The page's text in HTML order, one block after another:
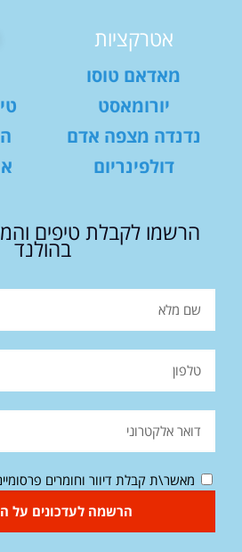
אטרקציות
מאדאם טוסו
יורומאסט
נדנדה מצפה אדם
דולפינריום
הרשמו לקבלת טיפים
בהולנד
מאשר\ת קבלת דיוור וחומרים
הרשמה לעדכונים על